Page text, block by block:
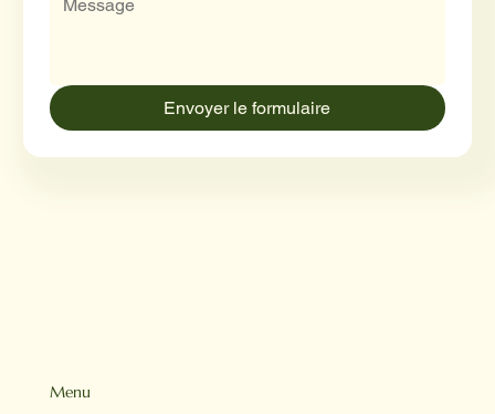
Menu
Envoyer le formulaire